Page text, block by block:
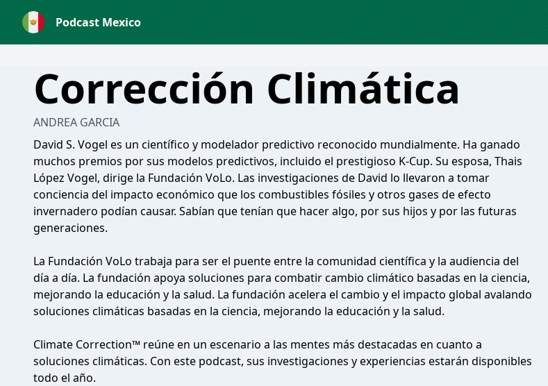
Podcast Mexico
Corrección Climática
ANDREA GARCIA
David S. Vogel es un científico y modelador predictivo reconocido mundialmente. Ha ganado
muchos premios por sus modelos predictivos, incluido el prestigioso K-Cup. Su esposa, Thais
López Vogel, dirige la Fundación VoLo. Las investigaciones de David lo llevaron a tomar
conciencia del impacto económico que los combustibles fósiles y otros gases de efecto
invernadero podían causar. Sabían que tenían que hacer algo, por sus hijos y por las futuras
generaciones.
La Fundación VoLo trabaja para ser el puente entre la comunidad científica y la audiencia del
día a día. La fundación apoya soluciones para combatir cambio climático basadas en la ciencia,
mejorando la educación y la salud. La fundación acelera el cambio y el impacto global avalando
soluciones climáticas basadas en la ciencia, mejorando la educación y la salud.
Climate Correction™ reúne en un escenario a las mentes más destacadas en cuanto a
soluciones climáticas. Con este podcast, sus investigaciones y experiencias estarán disponibles
todo el año.